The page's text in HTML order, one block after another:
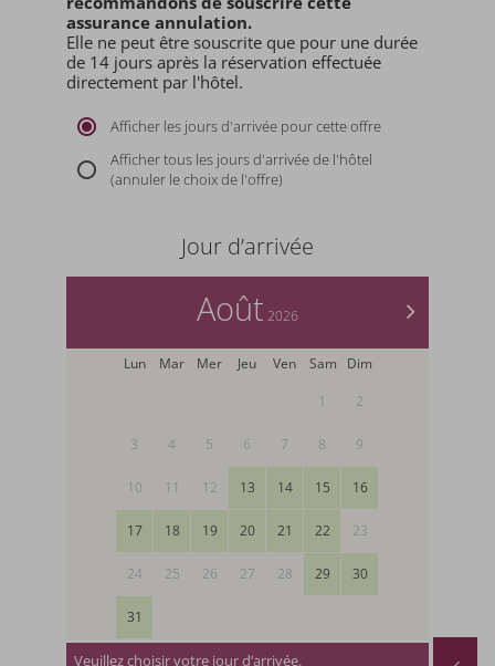
assurance annulation.
Elle ne peut être souscrite que pour une durée
de 14 jours après la réservation effectuée
directement par l'hôtel.
Afficher les jours d'arrivée pour cette offre
Afficher tous les jours d'arrivée de l'hôtel
(annuler le choix de l'offre)
Jour d’arrivée
>
Août 2026
Lun Mar Mer Jeu Ven Sam
Dim
1
2
3 4 5 6 7 8 9
10 11 12 13 14 15 16
17 18 19 20 21 22 23
24 25 26 27 28 29 30
31
Veuillez choisir votre jour d’arrivée.